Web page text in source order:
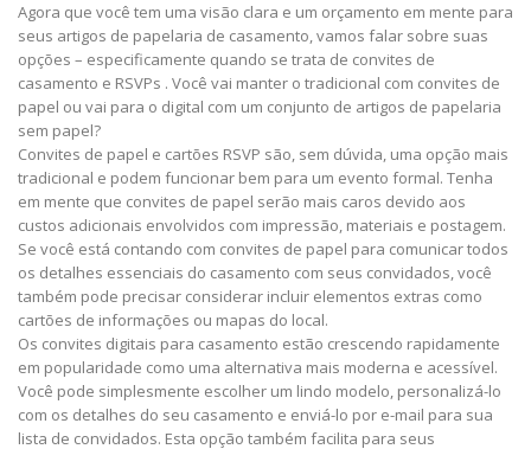
Agora que você tem uma visão clara e um orçamento em mente para
seus artigos de papelaria de casamento, vamos falar sobre suas
opções – especificamente quando se trata de convites de
casamento e RSVPs . Você vai manter o tradicional com convites de
papel ou vai para o digital com um conjunto de artigos de papelaria
sem papel?
Convites de papel e cartões RSVP são, sem dúvida, uma opção mais
tradicional e podem funcionar bem para um evento formal. Tenha
em mente que convites de papel serão mais caros devido aos
custos adicionais envolvidos com impressão, materiais e postagem.
Se você está contando com convites de papel para comunicar todos
os detalhes essenciais do casamento com seus convidados, você
também pode precisar considerar incluir elementos extras como
cartões de informações ou mapas do local.
Os convites digitais para casamento estão crescendo rapidamente
em popularidade como uma alternativa mais moderna e acessível.
Você pode simplesmente escolher um lindo modelo, personalizá-lo
com os detalhes do seu casamento e enviá-lo por e-mail para sua
lista de convidados. Esta opção também facilita para seus